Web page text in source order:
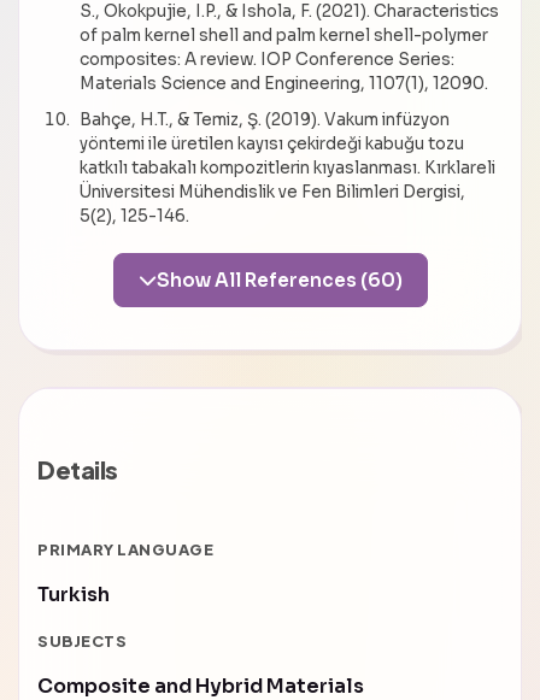
S., Okokpujie, I.P., & Ishola, F. (2021). Characteristics
of palm kernel shell and palm kernel shell-polymer
composites: A review. IOP Conference Series:
Materials Science and Engineering, 1107(1), 12090.
Bahçe, H.T., & Temiz, Ş. (2019). Vakum infüzyon
yöntemi ile üretilen kayısı çekirdeği kabuğu tozu
katkılı tabakalı kompozitlerin kıyaslanması. Kırklareli
Üniversitesi Mühendislik ve Fen Bilimleri Dergisi,
5(2), 125-146.
Show All References (60)
Details
PRIMARY LANGUAGE
Turkish
SUBJECTS
Composite and Hybrid Materials